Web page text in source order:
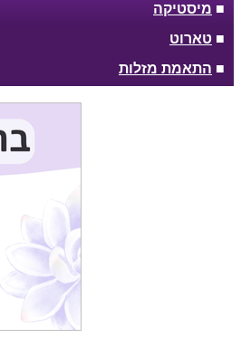
■ מיסטיקה
■ טארוט
■ התאמת מזלות